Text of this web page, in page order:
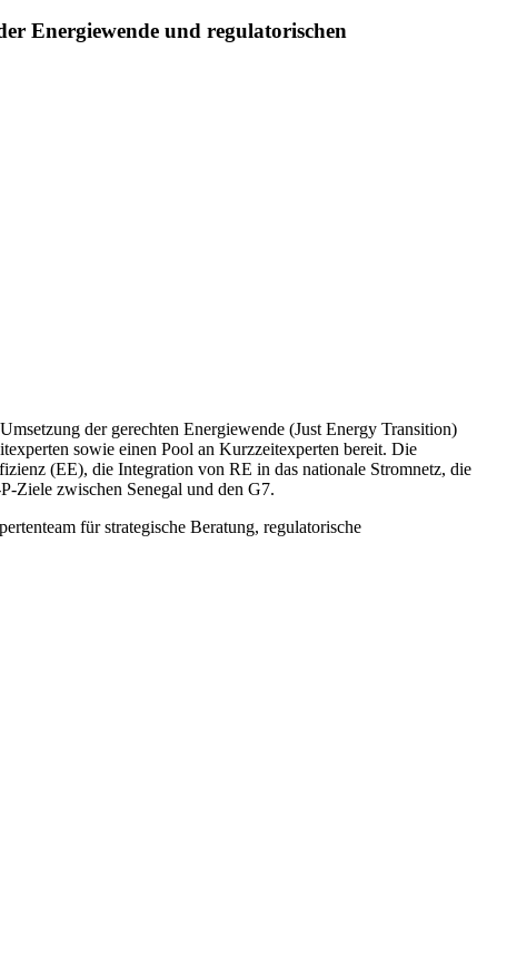
Energiewende und regulatorischen
der gerechten Energiewende (Just Energy Transition)
sowie einen Pool an Kurzzeitexperten bereit. Die
(EE), die Integration von RE in das nationale Stromnetz, die
Ziele zwischen Senegal und den G7.
für strategische Beratung, regulatorische